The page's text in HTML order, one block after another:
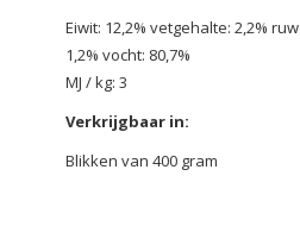
Eiwit: 12,2% vetgehalte: 2,2%
1,2% vocht: 80,7%
MJ / kg: 3
Verkrijgbaar in:
Blikken van 400 gram